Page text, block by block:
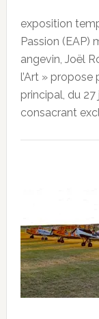
exposition
Passion (EAP)
angevin, Joël
l’Art »
principal, du
consacrant